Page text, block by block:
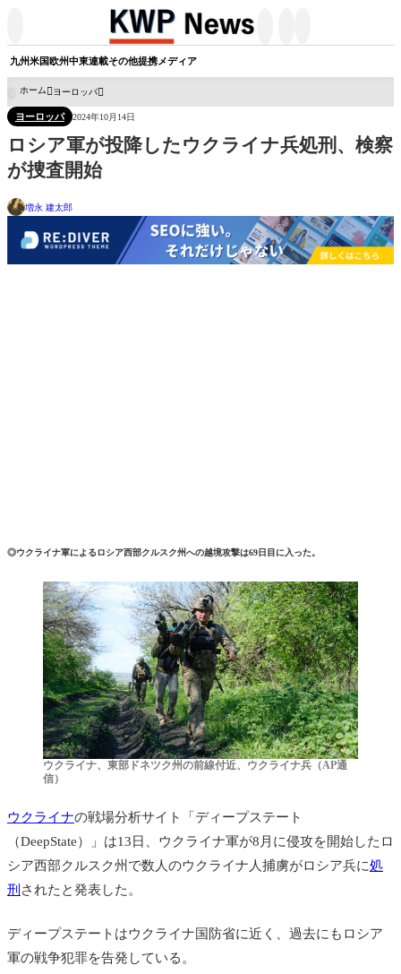
九州米国欧州中東連載その他提携メディア
ホーム ヨーロッパ
ヨーロッパ 2024年10月14日
ロシア軍が投降したウクライナ兵処刑、検察
が捜査開始
増永 建太郎
◎ウクライナ軍によるロシア西部クルスク州への越境攻撃は69日目に入った。
ウクライナ、東部ドネツク州の前線付近、ウクライナ兵（AP通
信）
ウクライナの戦場分析サイト「ディープステート
（DeepState）」は13日、 ウクライナ軍が8月に侵攻を開始したロ
シア西部クルスク州で数人のウクライナ人捕虜がロシア兵に処
刑 されたと発表した。
ディープステートはウクライナ国防省に近く、過去にもロシア
軍の戦争犯罪を告発している。